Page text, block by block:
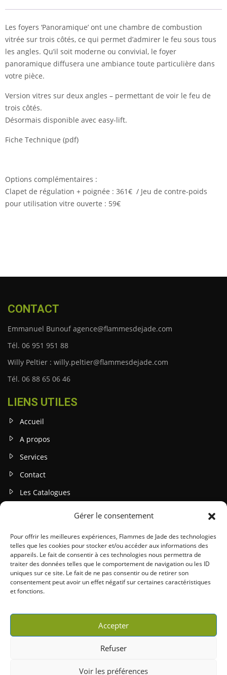
Gérer le consentement
Pour offrir les meilleures expériences, Flammes de Jade des technologies
telles que les cookies pour stocker et/ou accéder aux informations des
appareils. Le fait de consentir à ces technologies nous permettra de
traiter des données telles que le comportement de navigation ou les ID
uniques sur ce site. Le fait de ne pas consentir ou de retirer son
consentement peut avoir un effet négatif sur certaines caractéristiques
et fonctions.
Accepter
Refuser
Voir les préférences
Les foyers ‘Panoramique’ ont une chambre de combustion
vitrée sur trois côtés, ce qui permet d’admirer le feu sous tous
les angles. Qu’il soit moderne ou convivial, le foyer
panoramique diffusera une ambiance toute particulière dans
votre pièce.
Version vitres sur deux angles – permettant de voir le feu de
trois côtés.
Désormais disponible avec easy-lift.
Fiche Technique (pdf)
Options complémentaires :
Clapet de régulation + poignée : 361€ / Jeu de contre-poids
pour utilisation vitre ouverte : 59€
CONTACT
Emmanuel Bunouf agence@flammesdejade.com
Tél. 06 951 951 88
Willy Peltier : willy.peltier@flammesdejade.com
Tél. 06 88 65 06 46
LIENS UTILES
Accueil
A propos
Services
Contact
Les Catalogues
INFOS LEGALES
Mentions légales
Politique de confidentialité
Gestion des cookies
Conditions générales (CGU / CGV)
Copyright 2026 © Willy Peltier | Tous droits réservés |